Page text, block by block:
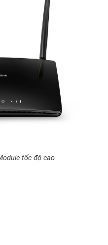
tốc độ cao